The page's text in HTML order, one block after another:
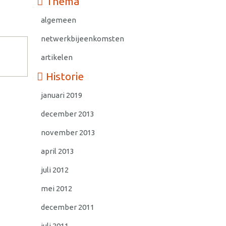
algemeen
netwerkbijeenkomsten
artikelen
Historie
januari 2019
december 2013
november 2013
april 2013
juli 2012
mei 2012
december 2011